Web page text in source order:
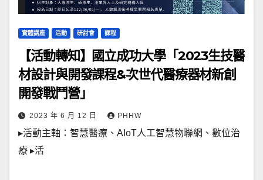
實體講座 活動 研討會 課程
【活動轉知】國立成功大學「2023生技醫
材設計與開發課程&次世代醫療器材新創
開發戰鬥營」
2023 年 6 月 12 日 PHHW
▸活動主軸：智慧醫療、AIoT人工智慧物聯網、數位治
療 ▸活